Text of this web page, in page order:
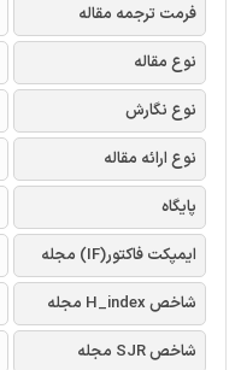
فرمت ترجمه مقاله
نوع مقاله
نوع نگارش
نوع ارائه مقاله
پایگاه
ایمپکت فاکتور(IF) مجله
شاخص H_index مجله
شاخص SJR مجله